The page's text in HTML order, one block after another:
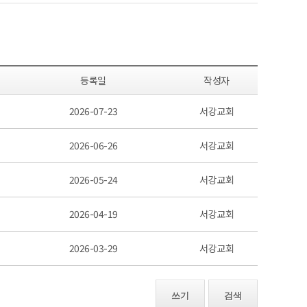
등록일 작성자
2026-07-23 서강교회
2026-06-26 서강교회
2026-05-24 서강교회
2026-04-19 서강교회
2026-03-29 서강교회
검색
쓰기